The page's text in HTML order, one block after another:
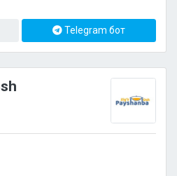
Telegram бот